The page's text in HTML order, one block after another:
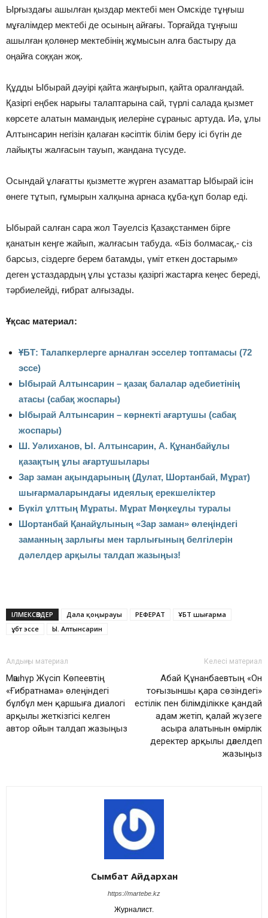
Ырғыздағы ашылған қыздар мектебі мен Омскіде тұңғыш
мұғалімдер мектебі де осының айғағы. Торғайда тұңғыш
ашылған қолөнер мектебінің жұмысын алға бастыру да
оңайға соққан жоқ.
Құдды Ыбырай дәуірі қайта жаңғырып, қайта оралғандай.
Қазіргі еңбек нарығы талаптарына сай, түрлі салада қызмет
көрсете алатын мамандық иелеріне сұраныс артуда. Иә, ұлы
Алтынсарин негізін қалаған кәсіптік білім беру ісі бүгін де
лайықты жалғасын тауып, жандана түсуде.
Осындай ұлағатты қызметте жүрген азаматтар Ыбырай ісін
өнеге тұтып, ғұмырын халқына арнаса құба-құп болар еді.
Ыбырай салған сара жол Тәуелсіз Қазақстанмен бірге
қанатын кеңге жайып, жалғасын табуда. «Біз болмасақ,- сіз
барсыз, сіздерге берем батамды, үміт еткен достарым»
деген ұстаздардың ұлы ұстазы қазіргі жастарға кеңес береді,
тәрбиелейді, ғибрат алғызады.
Ұқсас материал:
ҰБТ: Талапкерлерге арналған эсселер топтамасы (72
эссе)
Ыбырай Алтынсарин – қазақ балалар әдебиетінің
атасы (сабақ жоспары)
Ыбырай Алтынсарин – көрнекті ағартушы (сабақ
жоспары)
Ш. Уәлиханов, Ы. Алтынсарин, А. Құнанбайұлы
қазақтың ұлы ағартушылары
Зар заман ақындарының (Дулат, Шортанбай, Мұрат)
шығармаларындағы идеялық ерекшеліктер
Бүкіл ұлттың Мұраты. Мұрат Мөңкеұлы туралы
Шортанбай Қанайұлының «Зар заман» өлеңіндегі
заманның зарлығы мен тарлығының белгілерін
дәлелдер арқылы талдап жазыңыз!
ІЛМЕКСӨЗДЕР Дала қоңырауы РЕФЕРАТ
ҰБТ шығарма
ұбт эссе
Ы. Алтынсарин
Алдыңғы материал
Мәшһүр Жүсіп Көпеевтің
«Ғибратнама» өлеңіндегі
бұлбұл мен қаршыға диалогі
арқылы жеткізгісі келген
автор ойын талдап жазыңыз
Келесі материал
Абай Құнанбаевтың «Он
тоғызыншы қара сөзіндегі»
естілік пен білімділікке қандай
адам жетіп, қалай жүзеге
асыра алатынын өмірлік
деректер арқылы дәлелдеп
жазыңыз
Сымбат Айдархан
https://martebe.kz
Журналист.